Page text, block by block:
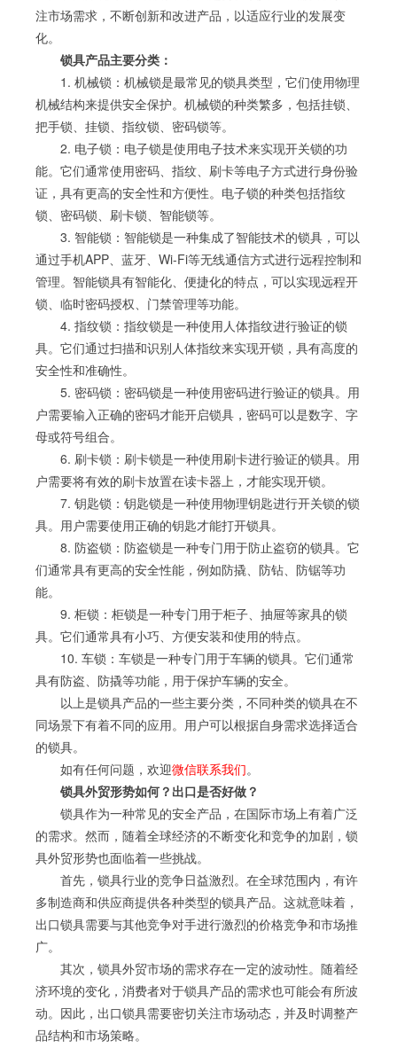
注市场需求，不断创新和改进产品，以适应行业的发展变
化。
锁具产品主要分类：
1. 机械锁：机械锁是最常见的锁具类型，它们使用物理
机械结构来提供安全保护。机械锁的种类繁多，包括挂锁、
把手锁、挂锁、指纹锁、密码锁等。
2. 电子锁：电子锁是使用电子技术来实现开关锁的功
能。它们通常使用密码、指纹、刷卡等电子方式进行身份验
证，具有更高的安全性和方便性。电子锁的种类包括指纹
锁、密码锁、刷卡锁、智能锁等。
3. 智能锁：智能锁是一种集成了智能技术的锁具，可以
通过手机APP、蓝牙、Wi-Fi等无线通信方式进行远程控制和
管理。智能锁具有智能化、便捷化的特点，可以实现远程开
锁、临时密码授权、门禁管理等功能。
4. 指纹锁：指纹锁是一种使用人体指纹进行验证的锁
具。它们通过扫描和识别人体指纹来实现开锁，具有高度的
安全性和准确性。
5. 密码锁：密码锁是一种使用密码进行验证的锁具。用
户需要输入正确的密码才能开启锁具，密码可以是数字、字
母或符号组合。
6. 刷卡锁：刷卡锁是一种使用刷卡进行验证的锁具。用
户需要将有效的刷卡放置在读卡器上，才能实现开锁。
7. 钥匙锁：钥匙锁是一种使用物理钥匙进行开关锁的锁
具。用户需要使用正确的钥匙才能打开锁具。
8. 防盗锁：防盗锁是一种专门用于防止盗窃的锁具。它
们通常具有更高的安全性能，例如防撬、防钻、防锯等功
能。
9. 柜锁：柜锁是一种专门用于柜子、抽屉等家具的锁
具。它们通常具有小巧、方便安装和使用的特点。
10. 车锁：车锁是一种专门用于车辆的锁具。它们通常
具有防盗、防撬等功能，用于保护车辆的安全。
以上是锁具产品的一些主要分类，不同种类的锁具在不
同场景下有着不同的应用。用户可以根据自身需求选择适合
的锁具。
如有任何问题，欢迎微信联系我们。
锁具外贸形势如何？出口是否好做？
锁具作为一种常见的安全产品，在国际市场上有着广泛
的需求。然而，随着全球经济的不断变化和竞争的加剧，锁
具外贸形势也面临着一些挑战。
首先，锁具行业的竞争日益激烈。在全球范围内，有许
多制造商和供应商提供各种类型的锁具产品。这就意味着，
出口锁具需要与其他竞争对手进行激烈的价格竞争和市场推
广。
其次，锁具外贸市场的需求存在一定的波动性。随着经
济环境的变化，消费者对于锁具产品的需求也可能会有所波
动。因此，出口锁具需要密切关注市场动态，并及时调整产
品结构和市场策略。